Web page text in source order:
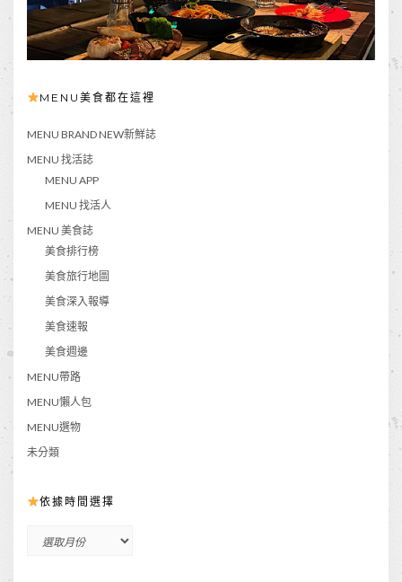
MENU美食都在這裡
MENU BRAND NEW新鮮誌
MENU 找活誌
MENU APP
MENU 找活人
MENU 美食誌
美食排行榜
美食旅行地圖
美食深入報導
美食速報
美食週邊
MENU帶路
MENU懶人包
MENU選物
未分類
依據時間選擇